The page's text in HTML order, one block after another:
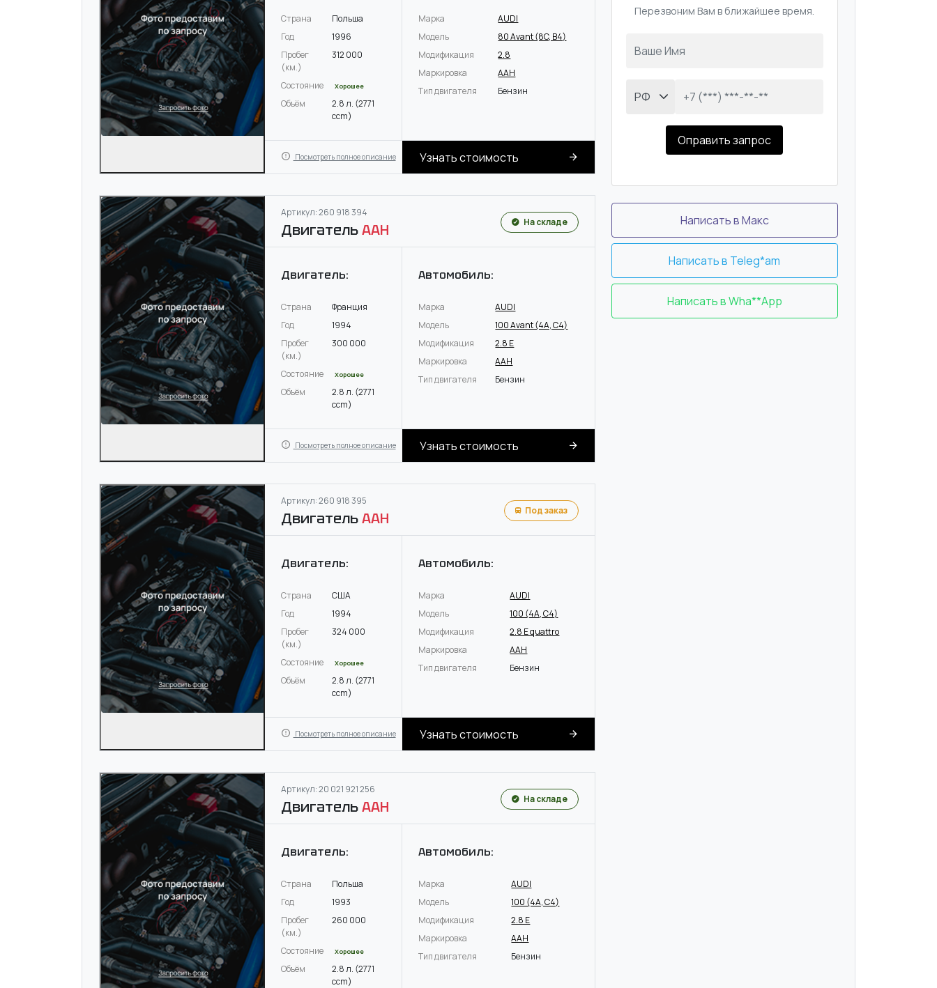
Страна
Польша
Год
1996
Пробег
(км.)
312 000
Состояние Хорошее
Объём
2.8 л. (2771
ccm)
Марка
AUDI
Модель
80 Avant (8C, B4)
Модификация
2.8
Маркировка
AAH
Тип двигателя
Бензин
Посмотреть полное описание Узнать стоимость
Артикул: 260 918 394
ДвигательAAH На складе
Двигатель:
Страна
Франция
Год
1994
Пробег
(км.)
300 000
Состояние Хорошее
Объём
2.8 л. (2771
ccm)
Автомобиль:
Марка
AUDI
Модель
100 Avant (4A, C4)
Модификация
2.8 E
Маркировка
AAH
Тип двигателя
Бензин
Посмотреть полное описание Узнать стоимость
Артикул: 260 918 395
ДвигательAAH Под заказ
Двигатель:
Страна
США
Год
1994
Пробег
(км.)
324 000
Состояние Хорошее
Объём
2.8 л. (2771
ccm)
Автомобиль:
Марка
AUDI
Модель
100 (4A, C4)
Модификация
2.8 E quattro
Маркировка
AAH
Тип двигателя
Бензин
Посмотреть полное описание Узнать стоимость
Артикул: 20 021 921 256
ДвигательAAH На складе
Двигатель:
Страна
Польша
Год
1993
Пробег
(км.)
260 000
Состояние Хорошее
Объём
2.8 л. (2771
ccm)
Автомобиль:
Марка
AUDI
Модель
100 (4A, C4)
Модификация
2.8 E
Маркировка
AAH
Тип двигателя
Бензин
Перезвоним Вам в ближайшее время.
Оправить запрос
Написать в Макс
Написать в Teleg*am
Написать в Wha**App